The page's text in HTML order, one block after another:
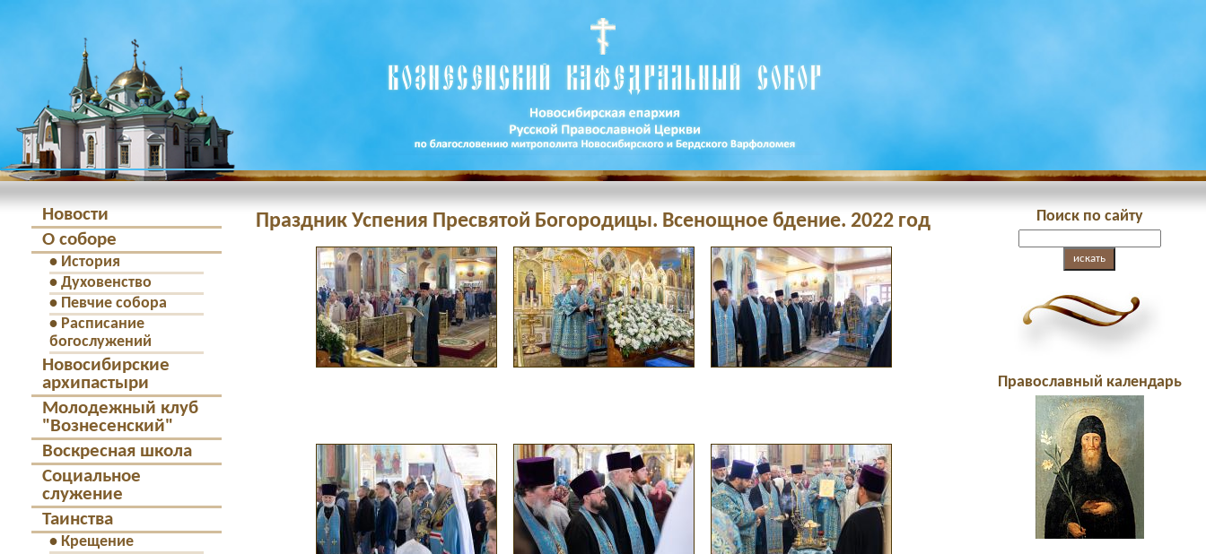
Праздник Успения Пресвятой Богородицы. Всенощное бдение. 2022 год
Новости
О соборе
• История
• Духовенство
• Певчие собора
• Расписание
богослужений
Новосибирские
архипастыри
Молодежный клуб
"Вознесенский"
Воскресная школа
Социальное
служение
Таинства
• Крещение
Поиск по сайту
Православный календарь